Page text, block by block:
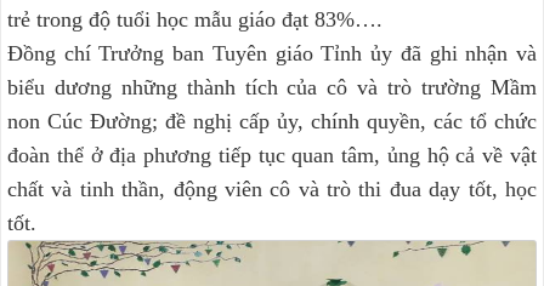
trẻ trong độ tuổi học mẫu giáo đạt 83%….
Đồng chí Trưởng ban Tuyên giáo Tỉnh ủy đã ghi nhận và
biểu dương những thành tích của cô và trò trường Mầm
non Cúc Đường; đề nghị cấp ủy, chính quyền, các tổ chức
đoàn thể ở địa phương tiếp tục quan tâm, ủng hộ cả về vật
chất và tinh thần, động viên cô và trò thi đua dạy tốt, học
tốt.